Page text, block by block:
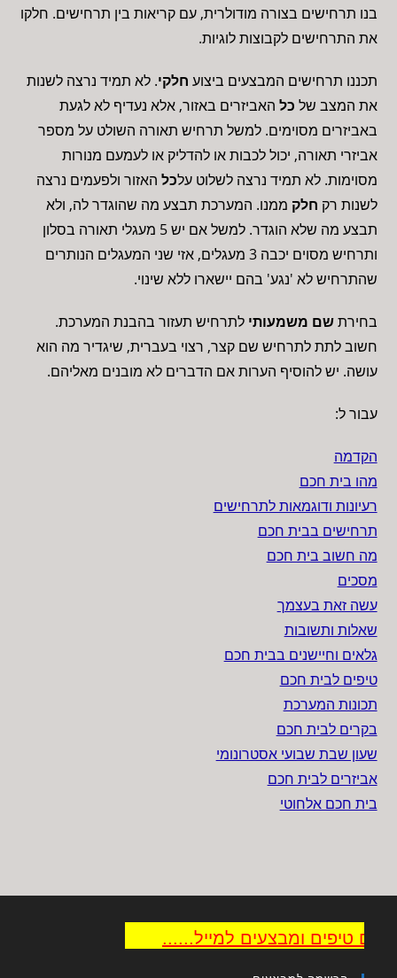
בנו תרחישים בצורה מודולרית, עם קריאות בין תרחישים. חלקו
את התרחישים לקבוצות לוגיות.
תכננו תרחישים המבצעים ביצוע חלקי. לא תמיד נרצה לשנות
את המצב של כל האביזרים באזור, אלא נעדיף לא לגעת
באביזרים מסוימים. למשל תרחיש תאורה השולט על מספר
אביזרי תאורה, יכול לכבות או להדליק או לעמעם מנורות
מסוימות. לא תמיד נרצה לשלוט עלכל האזור ולפעמים נרצה
לשנות רק חלק ממנו. המערכת תבצע מה שהוגדר לה, ולא
תבצע מה שלא הוגדר. למשל אם יש 5 מעגלי תאורה בסלון
ותרחיש מסוים יכבה 3 מעגלים, אזי שני המעגלים הנותרים
שהתרחיש לא 'נגע' בהם יישארו ללא שינוי.
בחירתשם משמעותילתרחיש תעזור בהבנת המערכת.
חשוב לתת לתרחיש שם קצר, רצוי בעברית, שיגדיר מה הוא
עושה. יש להוסיף הערות אם הדברים לא מובנים מאליהם.
עבור ל:
הקדמה
מהו בית חכם
רעיונות ודוגמאות לתרחישים
תרחישים בבית חכם
מה חשוב בית חכם
מסכים
עשה זאת בעצמך
שאלות ותשובות
גלאים וחיישנים בבית חכם
טיפים לבית חכם
תכונות המערכת
בקרים לבית חכם
שעון שבת שבועי אסטרונומי
אביזרים לבית חכם
בית חכם אלחוטי
טיפים ומבצעים למייל......